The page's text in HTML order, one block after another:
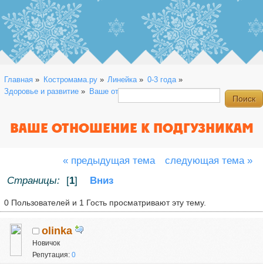
Главная » Костромама.ру» Линейка » 0-3 года»
Здоровье и развитие » Ваше отношение к подгузникам
ВАШЕ ОТНОШЕНИЕ К ПОДГУЗНИКАМ
« предыдущая тема
следующая тема »
Страницы:
[1] Вниз
0 Пользователей и 1 Гость просматривают эту тему.
olinka
Новичок
Репутация: 0